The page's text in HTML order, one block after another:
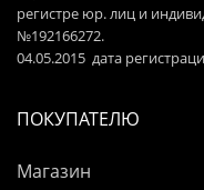
регистре юр. лиц и
№192166272.
04.05.2015 дата
ПОКУПАТЕЛЮ
Магазин